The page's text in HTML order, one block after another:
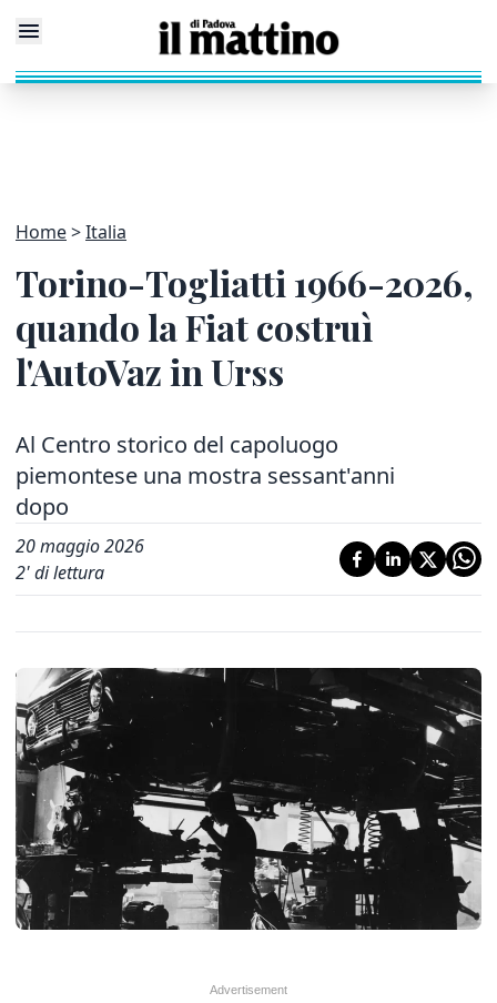
Home Italia
Torino-Togliatti 1966-2026,
quando la Fiat costruì
l'AutoVaz in Urss
Al Centro storico del capoluogo
piemontese una mostra sessant'anni
dopo
20 maggio 2026
2' di lettura